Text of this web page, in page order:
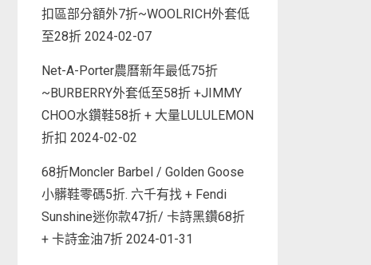
扣區部分額外7折~WOOLRICH外套低
至28折 2024-02-07
Net-A-Porter農曆新年最低75折
~BURBERRY外套低至58折 +JIMMY
CHOO水鑽鞋58折 + 大量LULULEMON
折扣 2024-02-02
68折Moncler Barbel / Golden Goose
小髒鞋零碼5折. 六千有找 + Fendi
Sunshine迷你款47折/ 卡詩黑鑽68折
+ 卡詩金油7折 2024-01-31